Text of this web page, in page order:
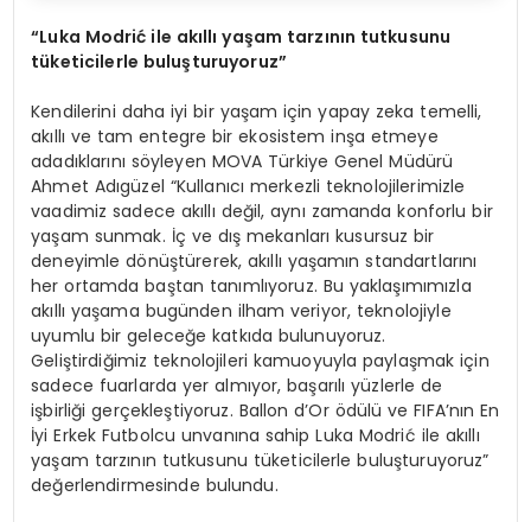
“Luka Modrić ile akıllıyaşam tarzının tutkusunu
tüketicilerle buluşturuyoruz”
Kendilerini daha iyi bir yaşam için yapay zeka temelli,
akıllı ve tam entegre bir ekosistem inşa etmeye
adadıklarını söyleyen MOVA Türkiye Genel Müdürü
Ahmet Adıgüzel “Kullanıcı merkezli teknolojilerimizle
vaadimiz sadece akıllı değil, aynı zamanda konforlu bir
yaşam sunmak. İç ve dış mekanları kusursuz bir
deneyimle dönüştürerek, akıllı yaşamın standartlarını
her ortamda baştan tanımlıyoruz. Bu yaklaşımımızla
akıllı yaşama bugünden ilham veriyor, teknolojiyle
uyumlu bir geleceğe katkıda bulunuyoruz.
Geliştirdiğimiz teknolojileri kamuoyuyla paylaşmak için
sadece fuarlarda yer almıyor, başarılı yüzlerle de
işbirliği gerçekleştiyoruz. Ballon d’Or ödülü ve FIFA’nın En
İyi Erkek Futbolcu unvanına sahip Luka Modrić ile akıllı
yaşam tarzının tutkusunu tüketicilerle buluşturuyoruz”
değerlendirmesinde bulundu.